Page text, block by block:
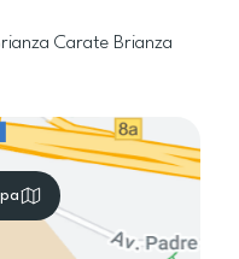
Carate Brianza